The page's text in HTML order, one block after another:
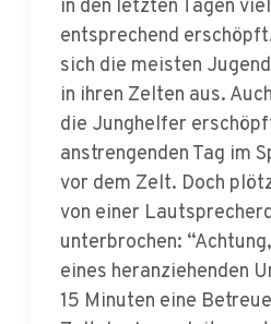
sich die meisten
in ihren Zelten aus.
die Junghelfer
anstrengenden Tag im
vor dem Zelt. Doch
von einer
unterbrochen:
eines heranziehenden
15 Minuten eine
Zelt der Lagerleitung
vollständigen Kapitel